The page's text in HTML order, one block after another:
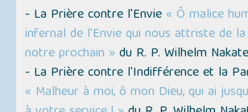
- La Prière contre l'Envie « Ô malice
infernal de l'Envie qui nous attriste de
notre prochain » du R. P. Wilhelm
- La Prière contre l'Indifférence et la
« Malheur à moi, ô mon Dieu, qui ai